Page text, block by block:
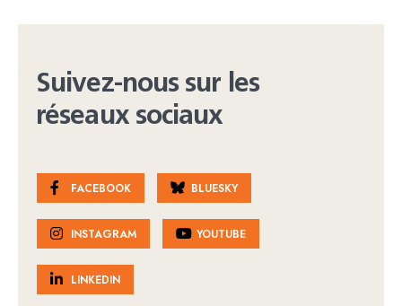
Suivez-nous sur les
réseaux sociaux
FACEBOOK BLUESKY
INSTAGRAM YOUTUBE
LINKEDIN